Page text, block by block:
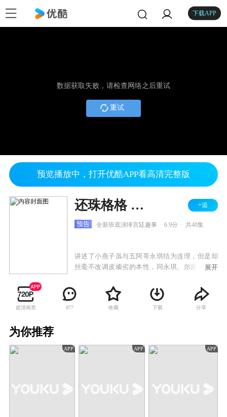
下载APP
数据获取失败，请检查网络之后重试
重试
预览播放中，打开优酷APP看高清完整版
还珠格格 第三部 +追
预告 全新班底演绎宫廷趣事 6.9分 共40集
讲述了小燕子虽与五阿哥永琪结为连理，但是却
丝毫不改调皮顽劣的本性，同永琪、尔康、紫薇
箫剑见面。在此过程中，小燕子渐渐弄清了自己
的身世，由此对永琪和一向亲近的皇阿玛产生了
矛盾复杂的感情。皇太后担心永琪的子嗣问题，
别的考验。
展开
超清画质 877 收藏 下载 分享
为你推荐
APP APP APP